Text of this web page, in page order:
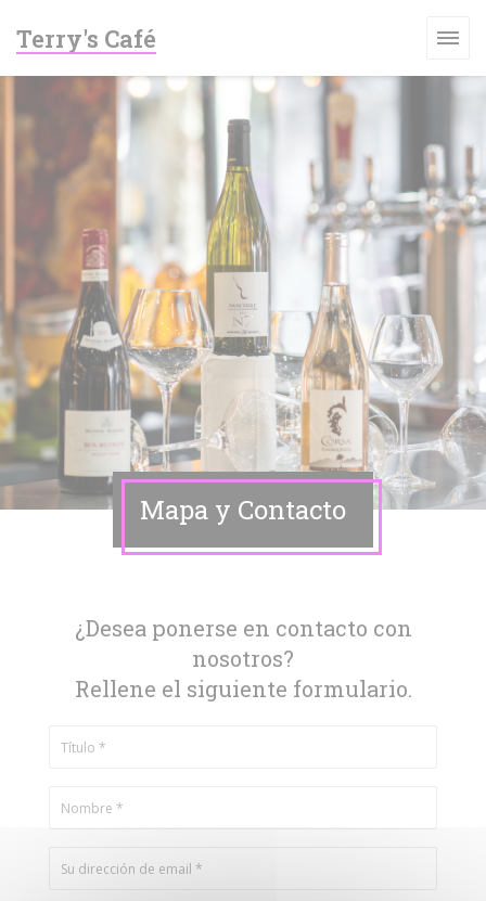
Terry's Café
Mapa y Contacto
¿Desea ponerse en contacto con
nosotros?
Rellene el siguiente formulario.